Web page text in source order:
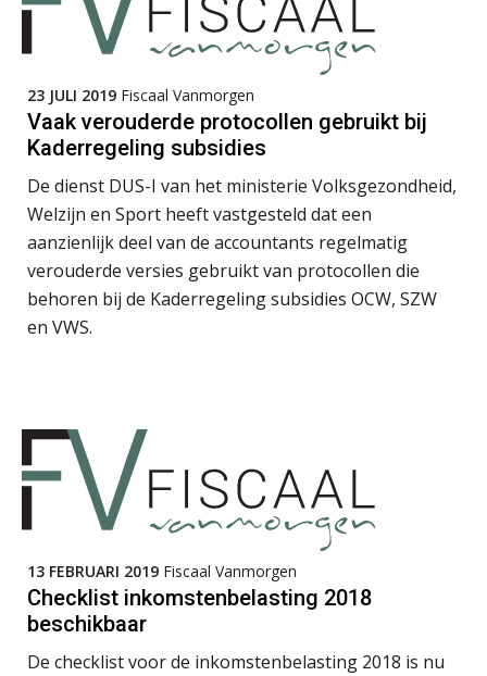
23 JULI 2019 Fiscaal Vanmorgen
Vaak verouderde protocollen gebruikt bij
Kaderregeling subsidies
De dienst DUS-I van het ministerie Volksgezondheid,
Welzijn en Sport heeft vastgesteld dat een
aanzienlijk deel van de accountants regelmatig
verouderde versies gebruikt van protocollen die
behoren bij de Kaderregeling subsidies OCW, SZW
en VWS.
13 FEBRUARI 2019 Fiscaal Vanmorgen
Checklist inkomstenbelasting 2018
beschikbaar
De checklist voor de inkomstenbelasting 2018 is nu
Ognjen Soldat
Michiel Pouwels